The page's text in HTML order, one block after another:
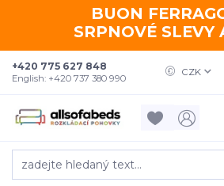
BUON
SRPNOVÉ SLEVY
CZK
+420 775 627 848
English: +420 737 380 990